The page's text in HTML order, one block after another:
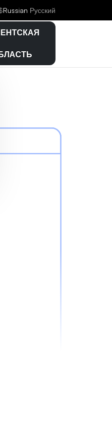
Russian Русский